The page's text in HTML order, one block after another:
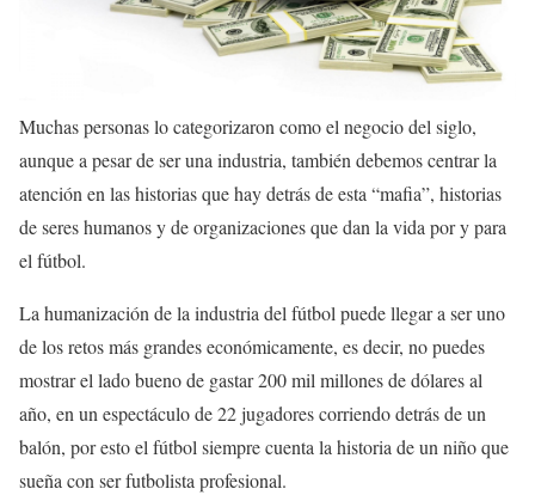
Muchas personas lo categorizaron como el negocio del siglo,
aunque a pesar de ser una industria, también debemos centrar la
atención en las historias que hay detrás de esta “mafia”, historias
de seres humanos y de organizaciones que dan la vida por y para
el fútbol.
La humanización de la industria del fútbol puede llegar a ser uno
de los retos más grandes económicamente, es decir, no puedes
mostrar el lado bueno de gastar 200 mil millones de dólares al
año, en un espectáculo de 22 jugadores corriendo detrás de un
balón, por esto el fútbol siempre cuenta la historia de un niño que
sueña con ser futbolista profesional.